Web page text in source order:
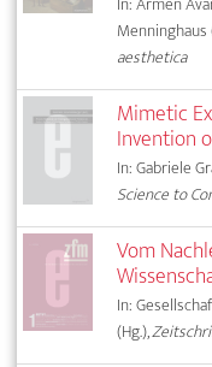
Menninghaus
aesthetica
Mimetic
Invention
In: Gabriele
Science to
Vom
In:
(Hg.),